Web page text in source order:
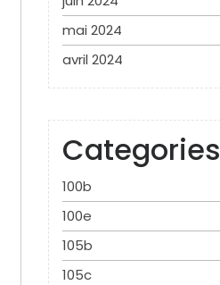
mai 2024
avril 2024
Categories
100b
100e
105b
105c